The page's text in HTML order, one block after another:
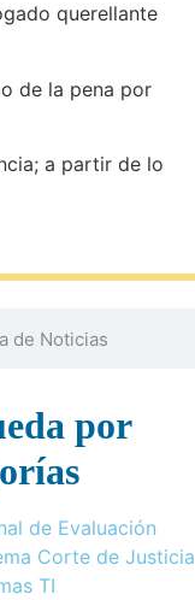
querellante
de la pena por
a partir de lo
por
de Evaluación
Corte de Justicia
TI